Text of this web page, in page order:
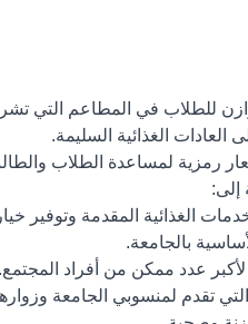
الغذائية المقدمة
بالجامعة.
عدد ممكن من أفراد المجتمع.